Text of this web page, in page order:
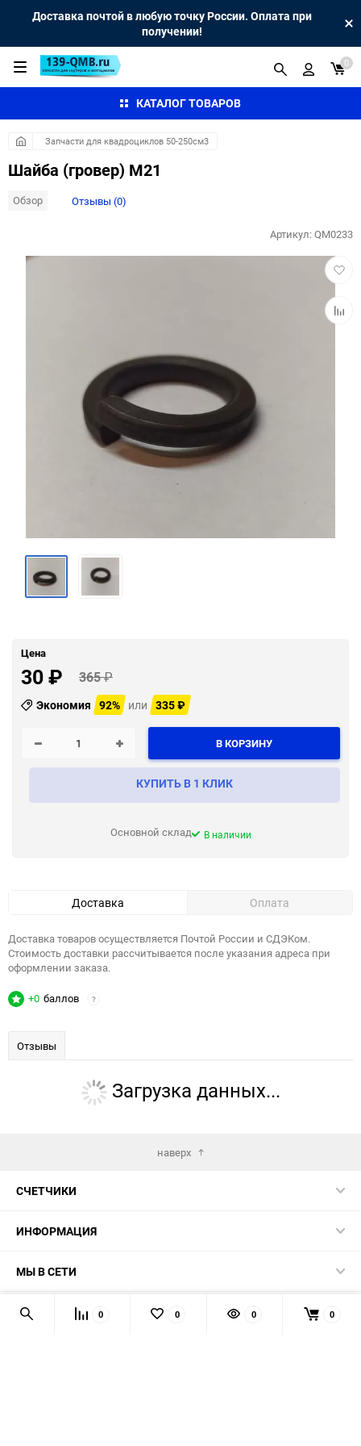
Доставка почтой в любую точку России. Оплата при
получении!
КАТАЛОГ ТОВАРОВ
0
Запчасти для квадроциклов 50-250см3
Шайба (гровер) М21
Обзор Отзывы (0)
в
к
Артикул:QM0233
Цена
30₽ 365₽
Экономия 92% или 335₽
В КОРЗИНУ
КУПИТЬ В 1 КЛИК
Основной склад В наличии
Доставка Оплата
Доставка товаров осуществляется Почтой России и СДЭКом.
Стоимость доставки рассчитывается после указания адреса при
оформлении заказа.
+0 баллов ?
Отзывы
Загрузка данных...
наверх
СЧЕТЧИКИ
ИНФОРМАЦИЯ
МЫ В СЕТИ
КОНТАКТЫ 0 0 0 0